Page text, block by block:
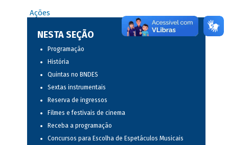
Ações
NESTA SEÇÃO
Programação
História
Quintas no BNDES
Sextas instrumentais
Reserva de ingressos
Filmes e festivais de cinema
Receba a programação
Concursos para Escolha de Espetáculos Musicais